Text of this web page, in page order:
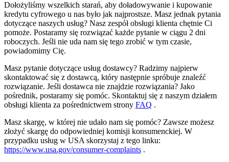
Dołożyliśmy wszelkich starań, aby doładowywanie i kupowanie
kredytu cyfrowego u nas było jak najprostsze. Masz jednak pytania
dotyczące naszych usług? Nasz zespół obsługi klienta chętnie Ci
pomoże. Postaramy się rozwiązać każde pytanie w ciągu 2 dni
roboczych. Jeśli nie uda nam się tego zrobić w tym czasie,
powiadomimy Cię.
Masz pytanie dotyczące usług dostawcy? Radzimy najpierw
skontaktować się z dostawcą, który następnie spróbuje znaleźć
rozwiązanie. Jeśli dostawca nie znajdzie rozwiązania? Jako
pośrednik, postaramy się pomóc. Skontaktuj się z naszym działem
obsługi klienta za pośrednictwem strony FAQ .
Masz skargę, w której nie udało nam się pomóc? Zawsze możesz
złożyć skargę do odpowiedniej komisji konsumenckiej. W
przypadku usług w USA skorzystaj z tego linku:
https://www.usa.gov/consumer-complaints .